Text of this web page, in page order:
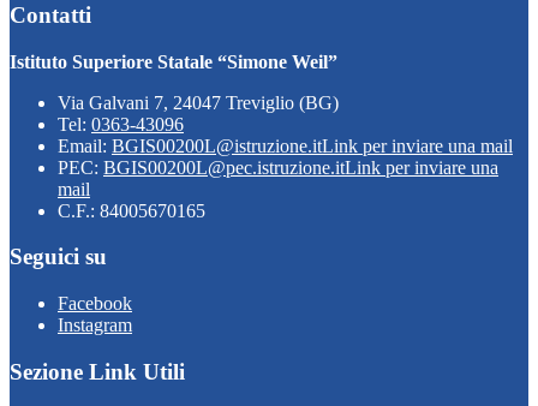
Contatti
Istituto Superiore Statale “Simone Weil”
Via Galvani 7, 24047 Treviglio (BG)
Tel: 0363-43096
Email: BGIS00200L@istruzione.itLink per inviare una mail
PEC: BGIS00200L@pec.istruzione.itLink per inviare una
mail
C.F.: 84005670165
Seguici su
Facebook
Instagram
Sezione Link Utili